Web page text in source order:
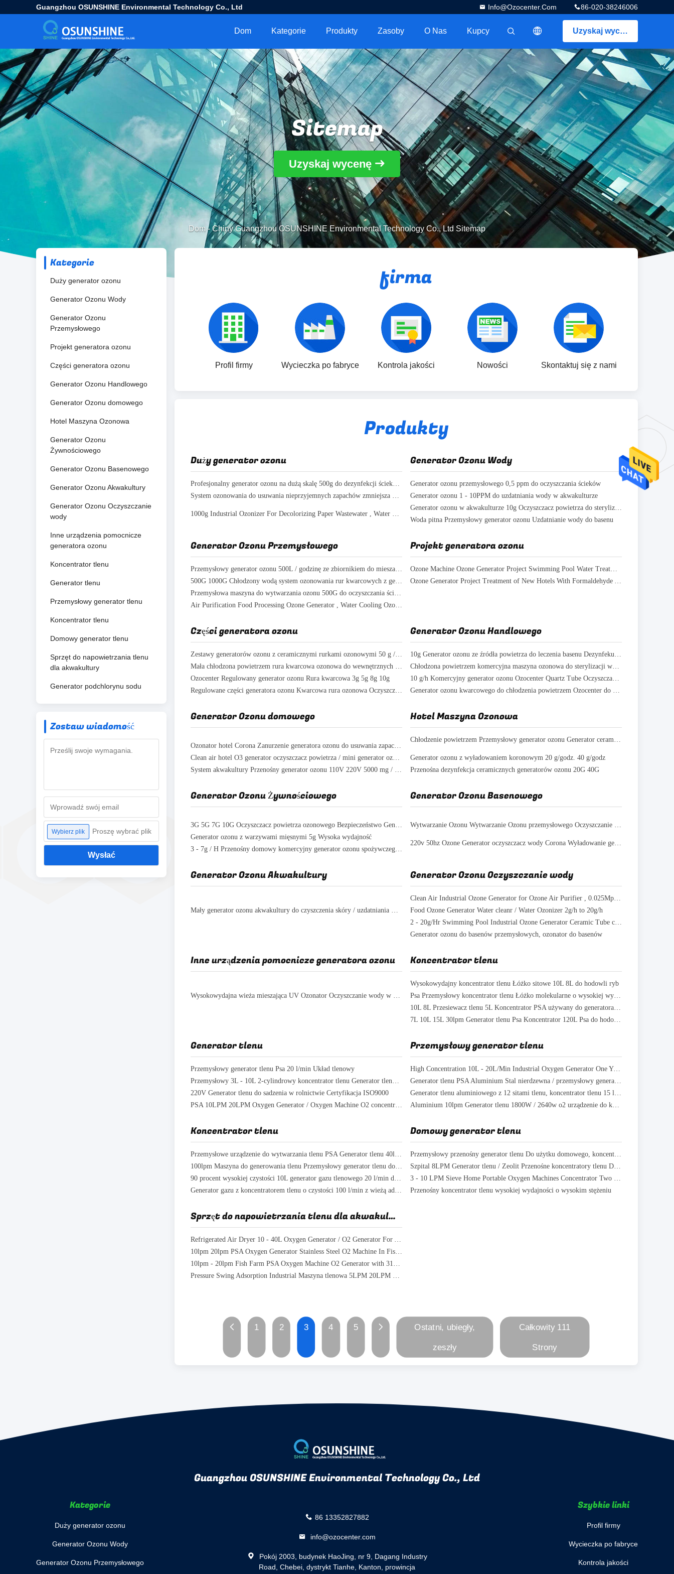
Guangzhou OSUNSHINE Environmental Technology Co., Ltd 86-020-38246006
Info@ozocenter.com
Uzyskaj wycenę
描述
Dom Kategorie Produkty Zasoby O Nas Kupcy
Sitemap
Uzyskaj wycenę
Dom-Chiny Guangzhou OSUNSHINE Environmental Technology Co., Ltd Sitemap
Kategorie
Duży generator ozonu
Generator Ozonu Wody
Generator Ozonu
Przemysłowego
Projekt generatora ozonu
Części generatora ozonu
Generator Ozonu Handlowego
Generator Ozonu domowego
Hotel Maszyna Ozonowa
Generator Ozonu
Żywnościowego
Generator Ozonu Basenowego
Generator Ozonu Akwakultury
Generator Ozonu Oczyszczanie
wody
Inne urządzenia pomocnicze
generatora ozonu
Koncentrator tlenu
Generator tlenu
Przemysłowy generator tlenu
Koncentrator tlenu
Domowy generator tlenu
Sprzęt do napowietrzania tlenu
dla akwakultury
Generator podchlorynu sodu
Zostaw wiadomość
Wybierz plik Proszę wybrać plik
Wysłać
firma
Profil firmy Wycieczka po fabryce Kontrola jakości Nowości Skontaktuj się z nami
Produkty
Duży generator ozonu
Profesjonalny generator ozonu na dużą skalę 500g do dezynfekcji ścieków przemysłowych
System ozonowania do usuwania nieprzyjemnych zapachów zmniejsza ChZT BZT do oczyszczania ścieków przemysłowych
1000g Industrial Ozonizer For Decolorizing Paper Wastewater , Water Ozonator
Generator Ozonu Wody
Generator ozonu przemysłowego 0,5 ppm do oczyszczania ścieków
Generator ozonu 1 - 10PPM do uzdatniania wody w akwakulturze
Generator ozonu w akwakulturze 10g Oczyszczacz powietrza do sterylizacji
Woda pitna Przemysłowy generator ozonu Uzdatnianie wody do basenu
Generator Ozonu Przemysłowego
Przemysłowy generator ozonu 500L / godzinę ze zbiornikiem do mieszania pompy Ac Water Treatment
500G 1000G Chłodzony wodą system ozonowania rur kwarcowych z generatorem tlenu PSA Oczyszczanie ścieków
Przemysłowa maszyna do wytwarzania ozonu 500G do oczyszczania ścieków
Air Purification Food Processing Ozone Generator , Water Cooling Ozone Equipment
Projekt generatora ozonu
Ozone Machine Ozone Generator Project Swimming Pool Water Treatment
Ozone Generator Project Treatment of New Hotels With Formaldehyde And Decoration Odor
Części generatora ozonu
Zestawy generatorów ozonu z ceramicznymi rurkami ozonowymi 50 g / h z zasilaczem
Mała chłodzona powietrzem rura kwarcowa ozonowa do wewnętrznych elektrod zewnętrznych
Ozocenter Regulowany generator ozonu Rura kwarcowa 3g 5g 8g 10g
Regulowane części generatora ozonu Kwarcowa rura ozonowa Oczyszczanie powietrza
Generator Ozonu Handlowego
10g Generator ozonu ze źródła powietrza do leczenia basenu Dezynfekuj bakterie
Chłodzona powietrzem komercyjna maszyna ozonowa do sterylizacji wody w basenie
10 g/h Komercyjny generator ozonu Ozocenter Quartz Tube Oczyszczacz ozonu do uzdatniania wody
Generator ozonu kwarcowego do chłodzenia powietrzem Ozocenter do akwakultury 30 g / h
Generator Ozonu domowego
Ozonator hotel Corona Zanurzenie generatora ozonu do usuwania zapachów / zanieczyszczonego powietrza
Clean air hotel O3 generator oczyszczacz powietrza / mini generator ozonu
System akwakultury Przenośny generator ozonu 110V 220V 5000 mg / h Uzdatnianie wody
Hotel Maszyna Ozonowa
Chłodzenie powietrzem Przemysłowy generator ozonu Generator ceramiczny ozonu 20g / H 40g / H
Generator ozonu z wyładowaniem koronowym 20 g/godz. 40 g/godz
Przenośna dezynfekcja ceramicznych generatorów ozonu 20G 40G
Generator Ozonu Żywnościowego
3G 5G 7G 10G Oczyszczacz powietrza ozonowego Bezpieczeństwo Generator ozonu spożywczego z chłodzeniem powietrzem
Generator ozonu z warzywami mięsnymi 5g Wysoka wydajność
3 - 7g / H Przenośny domowy komercyjny generator ozonu spożywczego Butelka do picia
Generator Ozonu Basenowego
Wytwarzanie Ozonu Wytwarzanie Ozonu przemysłowego Oczyszczanie wody 50g Z ORP
220v 50hz Ozone Generator oczyszczacz wody Corona Wyładowanie generatorów ozonowych długowieczności
Generator Ozonu Akwakultury
Mały generator ozonu akwakultury do czyszczenia skóry / uzdatniania wody uzdatnianej
Generator Ozonu Oczyszczanie wody
Clean Air Industrial Ozone Generator for Ozone Air Purifier , 0.025Mpa/h Compressed
Food Ozone Generator Water cleanr / Water Ozonizer 2g/h to 20g/h
2 - 20g/Hr Swimming Pool Industrial Ozone Generator Ceramic Tube clean
Generator ozonu do basenów przemysłowych, ozonator do basenów
Inne urządzenia pomocnicze generatora ozonu
Wysokowydajna wieża mieszająca UV Ozonator Oczyszczanie wody w basenie
Koncentrator tlenu
Wysokowydajny koncentrator tlenu Łóżko sitowe 10L 8L do hodowli ryb
Psa Przemysłowy koncentrator tlenu Łóżko molekularne o wysokiej wydajności 10 lpm
10L 8L Przesiewacz tlenu 5L Koncentrator PSA używany do generatora ozonu
7L 10L 15L 30lpm Generator tlenu Psa Koncentrator 120L Psa do hodowli ryb
Generator tlenu
Przemysłowy generator tlenu Psa 20 l/min Układ tlenowy
Przemysłowy 3L - 10L 2-cylindrowy koncentrator tlenu Generator tlenu o stężeniu 90% -93%
220V Generator tlenu do sadzenia w rolnictwie Certyfikacja ISO9000
PSA 10LPM 20LPM Oxygen Generator / Oxygen Machine O2 concentrator
Przemysłowy generator tlenu
High Concentration 10L - 20L/Min Industrial Oxygen Generator One Year Guarantee
Generator tlenu PSA Aluminium Stal nierdzewna / przemysłowy generator tlenu
Generator tlenu aluminiowego z 12 sitami tlenu, koncentrator tlenu 15 l / min
Aluminium 10lpm Generator tlenu 1800W / 2640w o2 urządzenie do koncentratora
Koncentrator tlenu
Przemysłowe urządzenie do wytwarzania tlenu PSA Generator tlenu 40lpm
100lpm Maszyna do generowania tlenu Przemysłowy generator tlenu do uzdatniania wody ozonem
90 procent wysokiej czystości 10L generator gazu tlenowego 20 l/min dla stawów rybnych
Generator gazu z koncentratorem tlenu o czystości 100 l/min z wieżą adsorpcyjną z sitem molekularnym
Domowy generator tlenu
Przemysłowy przenośny generator tlenu Do użytku domowego, koncentratora tlenu 10LPM
Szpital 8LPM Generator tlenu / Zeolit ​​Przenośne koncentratory tlenu Dla rodziny
3 - 10 LPM Sieve Home Portable Oxygen Machines Concentrator Two Tower Molecular
Przenośny koncentrator tlenu wysokiej wydajności o wysokim stężeniu
Sprzęt do napowietrzania tlenu dla akwakultury
Refrigerated Air Dryer 10 - 40L Oxygen Generator / O2 Generator For Aquaculture
10lpm 20lpm PSA Oxygen Generator Stainless Steel O2 Machine In Fish Pools
10lpm - 20lpm Fish Farm PSA Oxygen Machine O2 Generator with 316L stainless steel
Pressure Swing Adsorption Industrial Maszyna tlenowa 5LPM 20LPM W hodowli ryb
1 2 3 4 5 Ostatni, ubiegły,
zeszły
Całkowity 111
Strony
Guangzhou OSUNSHINE Environmental Technology Co., Ltd
Kategorie
Duży generator ozonu
Generator Ozonu Wody
Generator Ozonu Przemysłowego
86 13352827882
info@ozocenter.com
Pokój 2003, budynek HaoJing, nr 9, Dagang Industry
Road, Chebei, dystrykt Tianhe, Kanton, prowincja
Szybkie linki
Profil firmy
Wycieczka po fabryce
Kontrola jakości